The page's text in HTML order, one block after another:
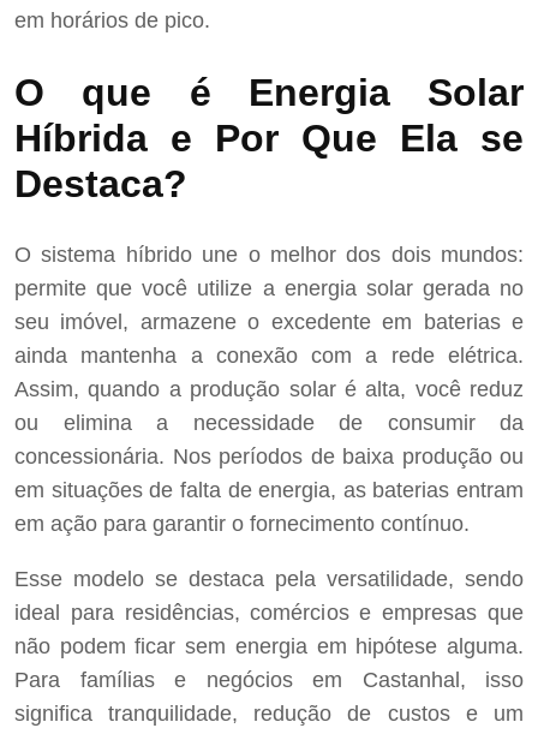
em horários de pico.
O que é Energia Solar
Híbrida e Por Que Ela se
Destaca?
O sistema híbrido une o melhor dos dois mundos:
permite que você utilize a energia solar gerada no
seu imóvel, armazene o excedente em baterias e
ainda mantenha a conexão com a rede elétrica.
Assim, quando a produção solar é alta, você reduz
ou elimina a necessidade de consumir da
concessionária. Nos períodos de baixa produção ou
em situações de falta de energia, as baterias entram
em ação para garantir o fornecimento contínuo.
Esse modelo se destaca pela versatilidade, sendo
ideal para residências, comércios e empresas que
não podem ficar sem energia em hipótese alguma.
Para famílias e negócios em Castanhal, isso
significa tranquilidade, redução de custos e um